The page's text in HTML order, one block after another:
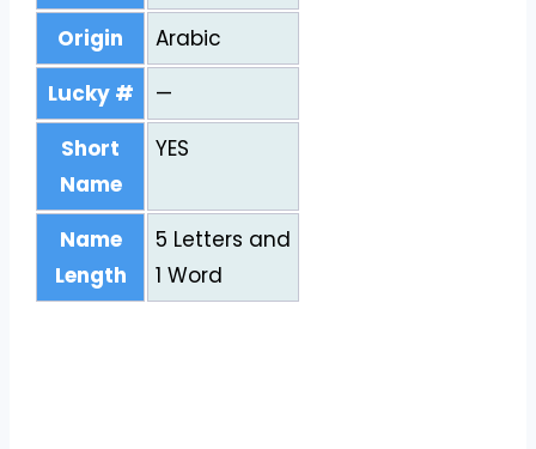
Origin
Arabic
Lucky #
—
Short
Name
YES
Name
Length
5 Letters and
1 Word